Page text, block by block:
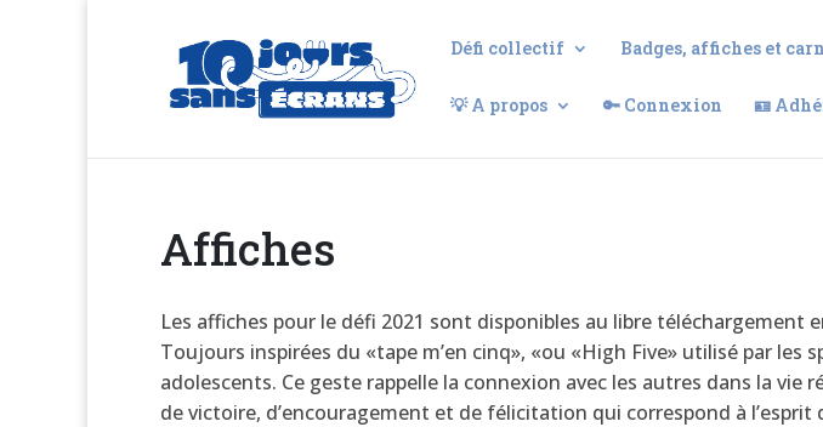
Défi collectif Badges, affiches et
💡 A propos 🔑 Connexion 🪪
Affiches
Les affiches pour le défi 2021 sont disponibles au libre téléchargement
Toujours inspirées du «tape m’en cinq», «ou «High Five» utilisé par les
adolescents. Ce geste rappelle la connexion avec les autres dans la vie
de victoire, d’encouragement et de félicitation qui correspond à l’esprit